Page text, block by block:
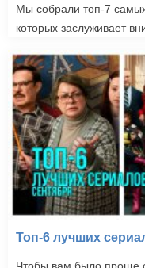
Мы собрали топ-7
которых заслуживает
Топ-6 лучших